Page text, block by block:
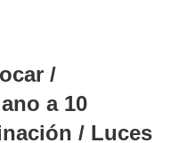
/
a 10
/ Luces